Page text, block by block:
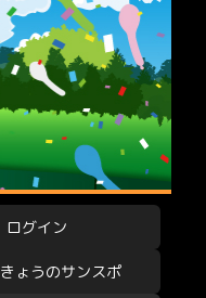
ログイン
きょうのサンスポ